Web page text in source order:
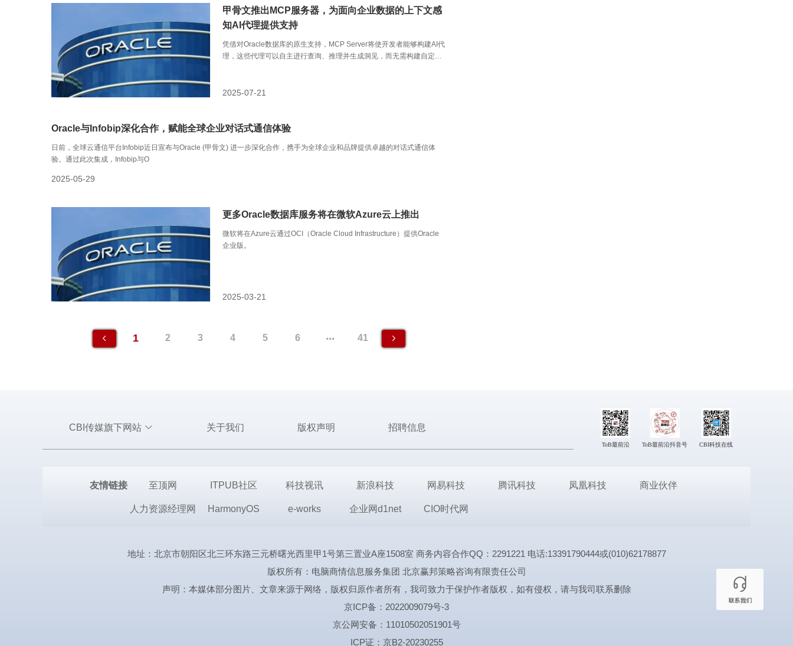
甲骨文推出MCP服务器，为面向企业数据的上下文感
知AI代理提供支持
凭借对Oracle数据库的原生支持，MCP Server将使开发者能够构建AI代
理，这些代理可以自主进行查询、推理并生成洞见，而无需构建自定义
2025-07-21
Oracle与Infobip深化合作，赋能全球企业对话式通信体验
日前，全球云通信平台Infobip近日宣布与Oracle (甲骨文) 进一步深化合作，携手为全球企业和品牌提供卓越的对话式通信体
验。通过此次集成，Infobip与O
2025-05-29
更多Oracle数据库服务将在微软Azure云上推出
微软将在Azure云通过OCI（Oracle Cloud Infrastructure）提供Oracle
企业版。
2025-03-21
1 2 3 4 5 6 41
CBI传媒旗下网站 关于我们 版权声明 招聘信息
ToB最前沿 ToB最前沿抖音号 CBI科技在线
友情链接 至顶网 ITPUB社区 科技视讯 新浪科技 网易科技 腾讯科技 凤凰科技 商业伙伴
人力资源经理网 HarmonyOS e-works 企业网d1net CIO时代网
地址：北京市朝阳区北三环东路三元桥曙光西里甲1号第三置业A座1508室 商务内容合作QQ：2291221 电话:13391790444或(010)62178877
版权所有：电脑商情信息服务集团 北京赢邦策略咨询有限责任公司
声明：本媒体部分图片、文章来源于网络，版权归原作者所有，我司致力于保护作者版权，如有侵权，请与我司联系删除
京ICP备：2022009079号-3
京公网安备：11010502051901号
ICP证：京B2-20230255